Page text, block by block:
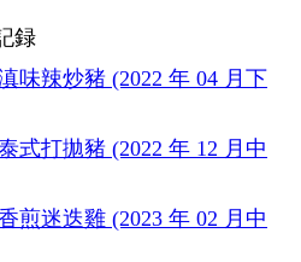
録
味辣炒豬 (2022 年 04 月下
式打拋豬 (2022 年 12 月中
煎迷迭雞 (2023 年 02 月中